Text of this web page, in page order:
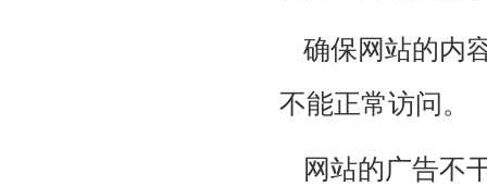
确保网站的内
不能正常访问。
网站的广告不